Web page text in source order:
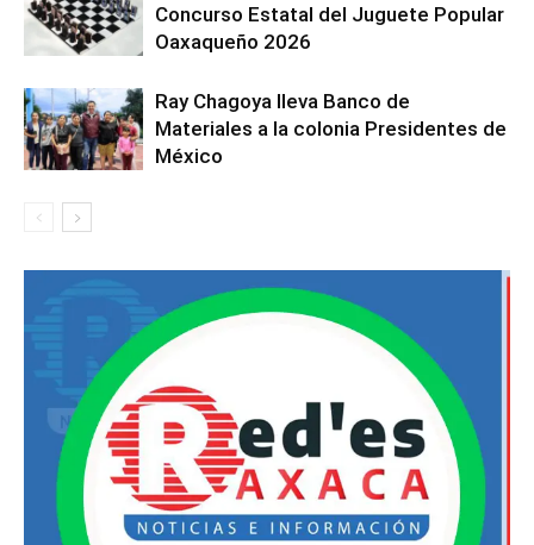
Concurso Estatal del Juguete Popular
Oaxaqueño 2026
Ray Chagoya lleva Banco de
Materiales a la colonia Presidentes de
México